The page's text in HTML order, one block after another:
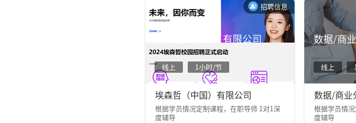
招聘信息
埃森哲（中国）有限公司
线上 1小时/节
埃森哲（中国）有限公司
根据学员情况定制课程，在职导师 1对1深
度辅导
数据/商
线上
数据/商业
根据学员情
度辅导